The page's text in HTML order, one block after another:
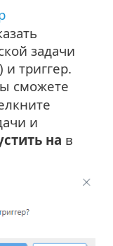
задачи
триггер.
сможете
и
на в